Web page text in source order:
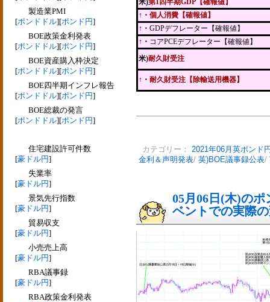
製造業PMI
[ポンドドル][ポンド円]
BOE政策金利発表
[ポンドドル][ポンド円]
BOE資産購入枠決定
[ポンドドル][ポンド円]
BOE四半期インフレ報告
[ポンドドル][ポンド円]
BOE総裁の発言
[ポンドドル][ポンド円]
住宅建設許可件数
[豪ドル円]
失業率
[豪ドル円]
景気先行指数
[豪ドル円]
貿易収支
[豪ドル円]
小売売上高
[豪ドル円]
RBA議事録
[豪ドル円]
RBA政策金利発表
米)第1四半期GDP【確報値】
↑・ 個人消費【確報値】
↑・ GDPデフレーター【確報値】
↑・ コアPCEデフレーター【確報値】
米)耐久財受注
↑ ・ 耐久財受注【除輸送用機器】
カテゴリー： 2021年06月英ポンド
金利＆声明発表/ 英)BOE議事録公表/
05月06日(木)の
ベントでの実際